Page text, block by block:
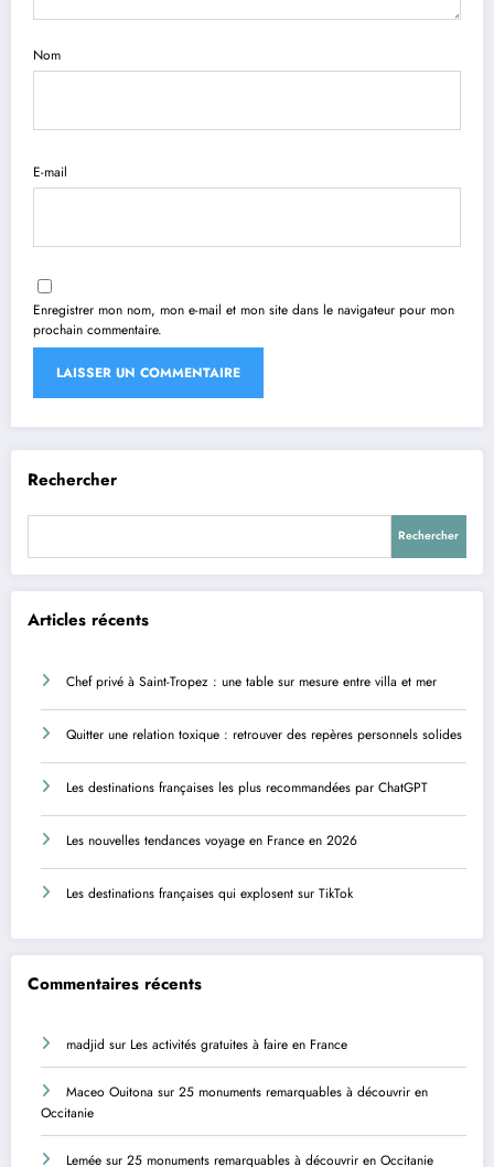
Nom
E-mail
Enregistrer mon nom, mon e-mail et mon site dans le navigateur pour mon
prochain commentaire.
Rechercher
Rechercher
Articles récents
Chef privé à Saint-Tropez : une table sur mesure entre villa et mer
Quitter une relation toxique : retrouver des repères personnels solides
Les destinations françaises les plus recommandées par ChatGPT
Les nouvelles tendances voyage en France en 2026
Les destinations françaises qui explosent sur TikTok
Commentaires récents
madjid sur Les activités gratuites à faire en France
Maceo Ouitona sur 25 monuments remarquables à découvrir en
Occitanie
Lemée sur 25 monuments remarquables à découvrir en Occitanie